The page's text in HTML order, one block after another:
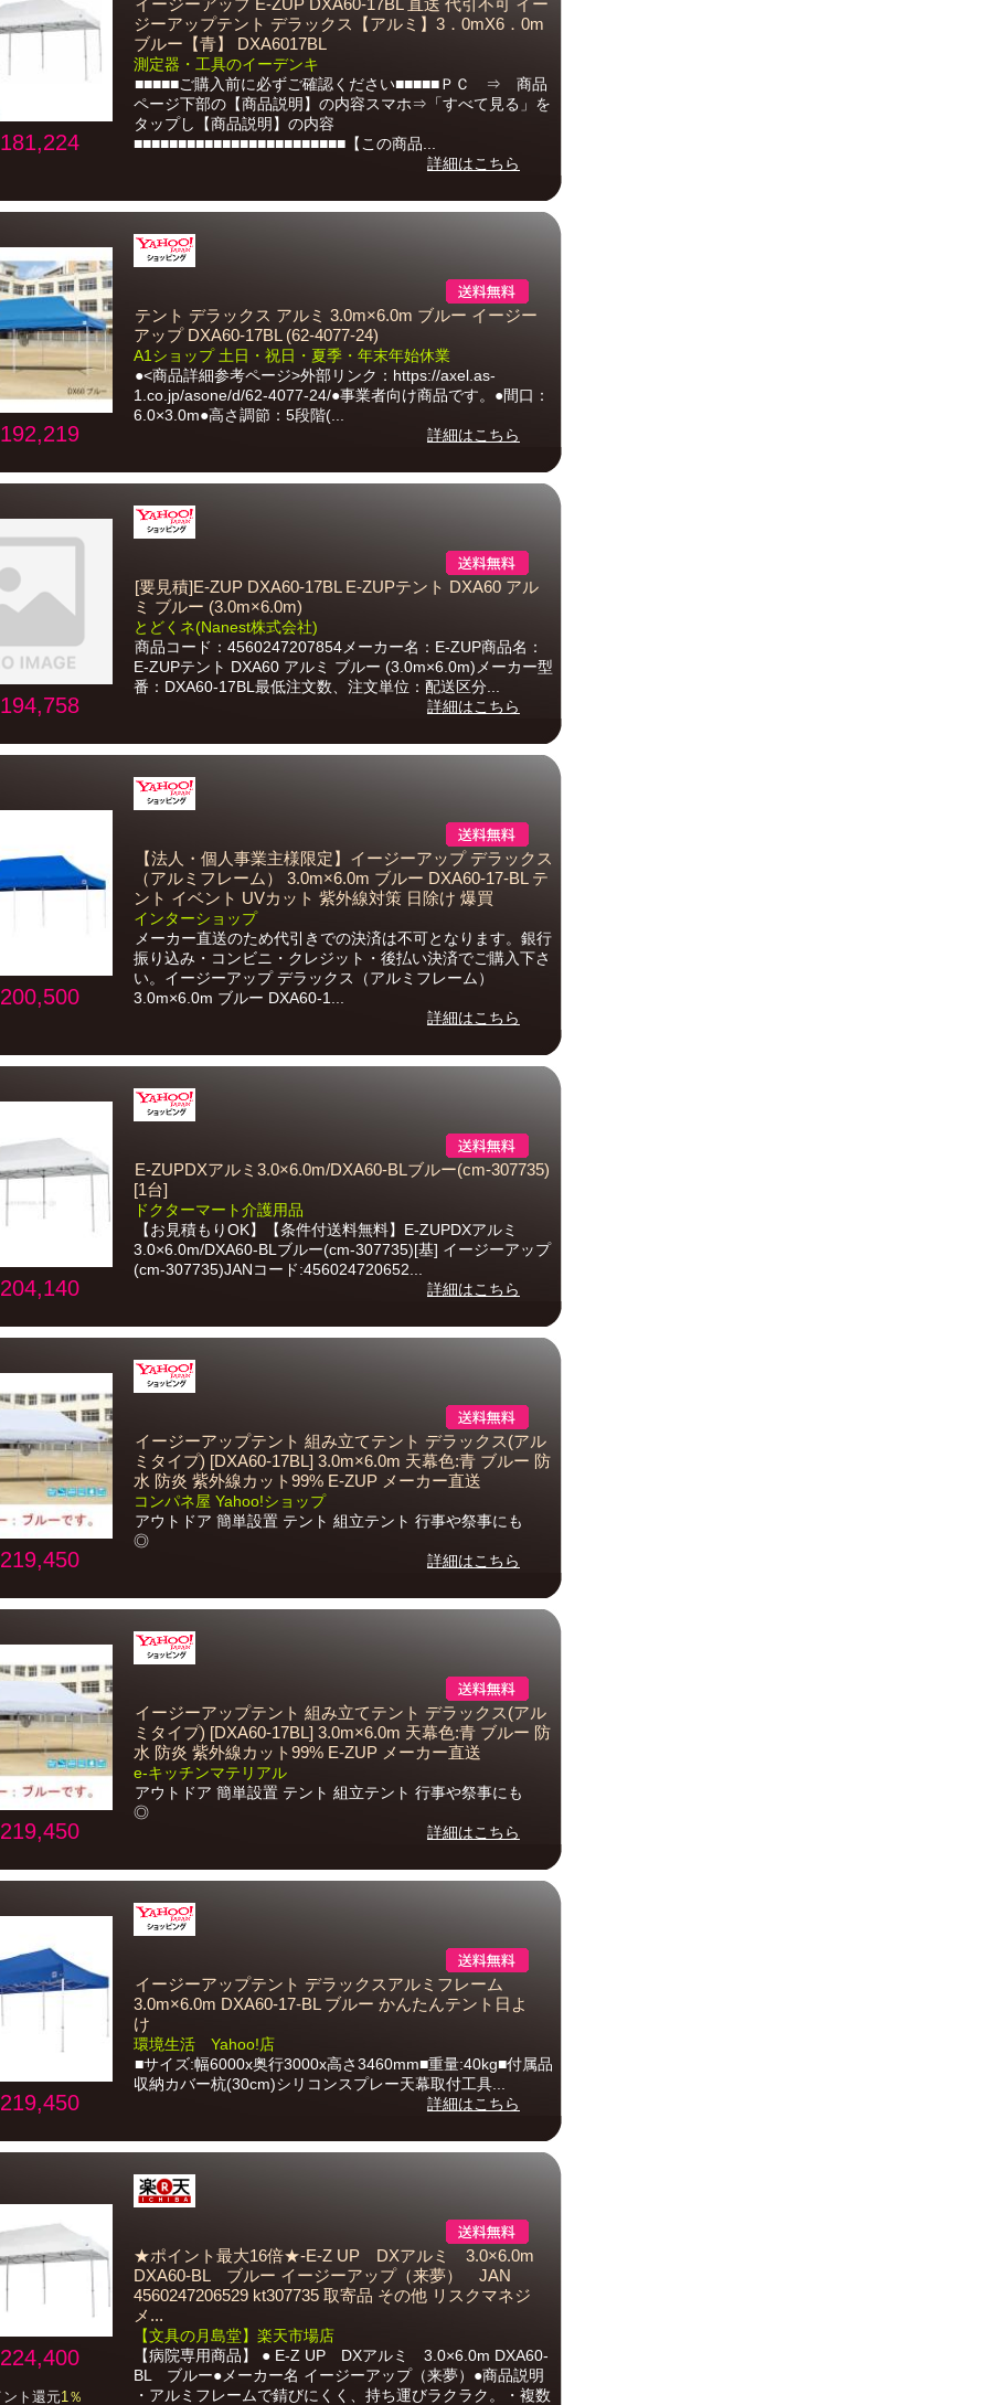
イージーアップ E-ZUP DXA60-17BL 直送 代引不可 イー
ジーアップテント デラックス【アルミ】3．0mX6．0m
ブルー【青】 DXA6017BL
測定器・工具のイーデンキ
■■■■■ご購入前に必ずご確認ください■■■■■ＰＣ ⇒ 商品
ページ下部の【商品説明】の内容スマホ⇒「すべて見る」を
タップし【商品説明】の内容
■■■■■■■■■■■■■■■■■■■■■■■■【この商品...
詳細はこちら
テント デラックス アルミ 3.0m×6.0m ブルー イージー
アップ DXA60-17BL (62-4077-24)
A1ショップ 土日・祝日・夏季・年末年始休業
●<商品詳細参考ページ>外部リンク：https://axel.as-
1.co.jp/asone/d/62-4077-24/●事業者向け商品です。●間口：
6.0×3.0m●高さ調節：5段階(...
詳細はこちら
[要見積]E-ZUP DXA60-17BL E-ZUPテント DXA60 アル
ミ ブルー (3.0m×6.0m)
とどくネ(Nanest株式会社)
商品コード：4560247207854メーカー名：E-ZUP商品名：
E-ZUPテント DXA60 アルミ ブルー (3.0m×6.0m)メーカー型
番：DXA60-17BL最低注文数、注文単位：配送区分...
詳細はこちら
【法人・個人事業主様限定】イージーアップ デラックス
（アルミフレーム） 3.0m×6.0m ブルー DXA60-17-BL テ
ント イベント UVカット 紫外線対策 日除け 爆買
インターショップ
メーカー直送のため代引きでの決済は不可となります。銀行
振り込み・コンビニ・クレジット・後払い決済でご購入下さ
い。イージーアップ デラックス（アルミフレーム）
3.0m×6.0m ブルー DXA60-1...
詳細はこちら
E-ZUPDXアルミ3.0×6.0m/DXA60-BLブルー(cm-307735)
[1台]
ドクターマート介護用品
【お見積もりOK】【条件付送料無料】E-ZUPDXアルミ
3.0×6.0m/DXA60-BLブルー(cm-307735)[基] イージーアップ
(cm-307735)JANコード:456024720652...
詳細はこちら
イージーアップテント 組み立てテント デラックス(アル
ミタイプ) [DXA60-17BL] 3.0m×6.0m 天幕色:青 ブルー 防
水 防炎 紫外線カット99% E-ZUP メーカー直送
コンパネ屋 Yahoo!ショップ
アウトドア 簡単設置 テント 組立テント 行事や祭事にも
◎
詳細はこちら
イージーアップテント 組み立てテント デラックス(アル
ミタイプ) [DXA60-17BL] 3.0m×6.0m 天幕色:青 ブルー 防
水 防炎 紫外線カット99% E-ZUP メーカー直送
e-キッチンマテリアル
アウトドア 簡単設置 テント 組立テント 行事や祭事にも
◎
詳細はこちら
イージーアップテント デラックスアルミフレーム
3.0m×6.0m DXA60-17-BL ブルー かんたんテント日よ
け
環境生活 Yahoo!店
■サイズ:幅6000x奥行3000x高さ3460mm■重量:40kg■付属品
収納カバー杭(30cm)シリコンスプレー天幕取付工具...
詳細はこちら
ト還元1％
★ポイント最大16倍★-E-Z UP DXアルミ 3.0×6.0m
DXA60-BL ブルー イージーアップ（来夢） JAN
4560247206529 kt307735 取寄品 その他 リスクマネジ
メ...
【文具の月島堂】楽天市場店
【病院専用商品】 ● E-Z UP DXアルミ 3.0×6.0m DXA60-
BL ブルー●メーカー名 イージーアップ（来夢）●商品説明
・アルミフレームで錆びにくく、持ち運びラクラク。・複数